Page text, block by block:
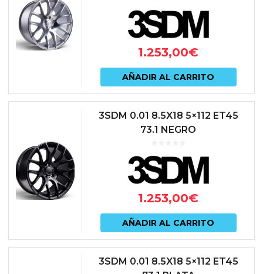
1.253,00€
AÑADIR AL CARRITO
3SDM 0.01 8.5X18 5×112 ET45
73.1 NEGRO
1.253,00€
AÑADIR AL CARRITO
3SDM 0.01 8.5X18 5×112 ET45